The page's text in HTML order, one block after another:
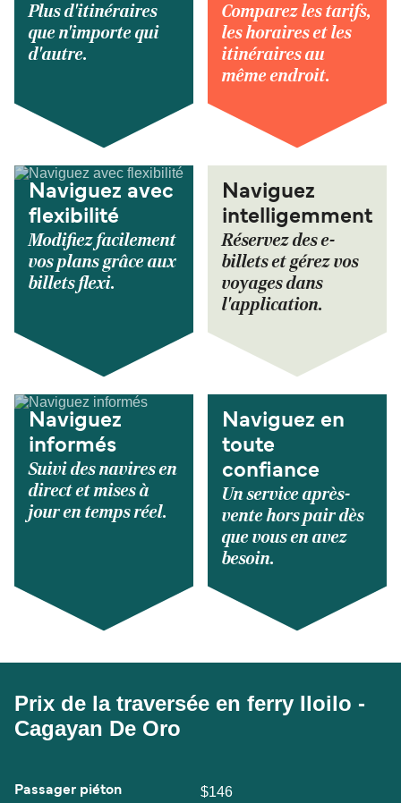
Plus d'itinéraires
que n'importe qui
d'autre.
Comparez les tarifs,
les horaires et les
itinéraires au
même endroit.
Naviguez avec
flexibilité
Modifiez facilement
vos plans grâce aux
billets flexi.
Naviguez
intelligemment
Réservez des e-
billets et gérez vos
voyages dans
l'application.
Naviguez
informés
Suivi des navires en
direct et mises à
jour en temps réel.
Naviguez en
toute
confiance
Un service après-
vente hors pair dès
que vous en avez
besoin.
Prix de la traversée en ferry Iloilo -
Cagayan De Oro
Passager piéton $146